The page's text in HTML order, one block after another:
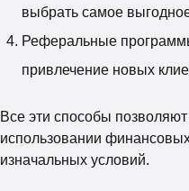
выбрать самое
Реферальные
привлечение новых
Все эти способы
использовании
изначальных условий.